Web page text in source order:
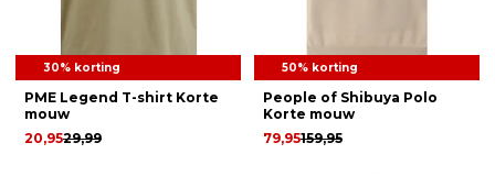
30% korting
PME Legend T-shirt Korte
mouw
29,99
20,95
50% korting
People of Shibuya Polo
Korte mouw
159,95
79,95